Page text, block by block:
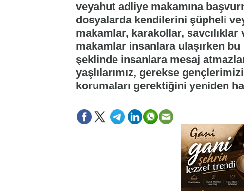
veyahut adliye makamına
dosyalarda kendilerini şüpheli
makamlar, karakollar,
makamlar insanlara ulaşırken bu
şeklinde insanlara mesaj
yaşlılarımız, gerekse
korumaları gerektiğini yeniden